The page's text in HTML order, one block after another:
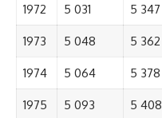
1972 5 031 5 347
1973 5 048 5 362
1974 5 064 5 378
1975 5 093 5 408